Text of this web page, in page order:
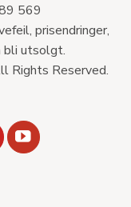
569
prisendringer,
bli utsolgt.
Rights Reserved.